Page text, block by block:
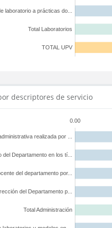
TOTAL UPV
Total Laboratorios
laboratorio a prácticas do...
descriptores de servicio
0.00
Total Administración
del Departamento p...
del departamento por...
Departamento en los tí...
realizada por ...